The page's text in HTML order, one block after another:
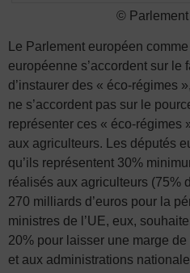
©
Le Parlement européen
européenne s’accordent sur le
d’instaurer des « éco-régimes
ne s’accordent pas sur le
représenter ces « éco-régimes
aux agriculteurs. Les députés
qu’ils représentent 30%
réalisés aux agriculteurs (75%
270 milliards d’euros pour la
ministres de l’UE, eux,
20% pour laisser une marge
et aux administrations